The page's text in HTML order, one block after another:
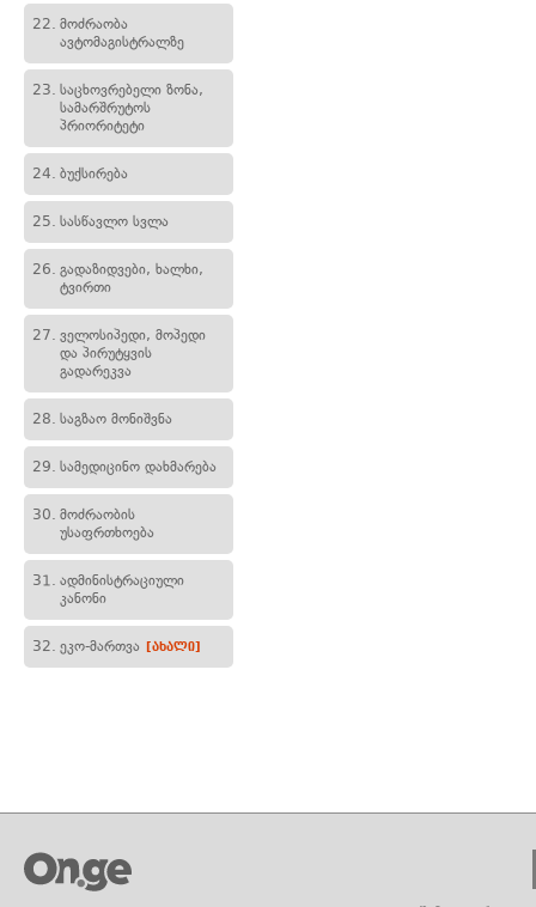
22. მოძრაობა
ავტომაგისტრალზე
23. საცხოვრებელი ზონა,
სამარშრუტოს
პრიორიტეტი
24. ბუქსირება
25. სასწავლო სვლა
26. გადაზიდვები, ხალხი,
ტვირთი
27. ველოსიპედი, მოპედი
და პირუტყვის
გადარეკვა
28. საგზაო მონიშვნა
29. სამედიცინო დახმარება
30. მოძრაობის
უსაფრთხოება
31. ადმინისტრაციული
კანონი
32. ეკო-მართვა [ახალი]